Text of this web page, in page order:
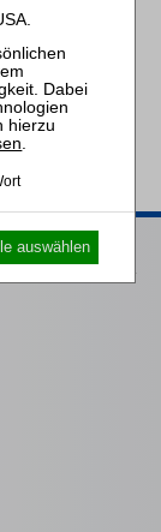
mit
.
auswählen